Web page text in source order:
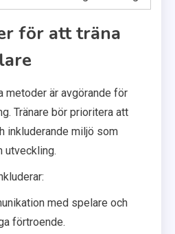
för att träna
metoder är avgörande för
Tränare bör prioritera att
inkluderande miljö som
utveckling.
med spelare och
förtroende.